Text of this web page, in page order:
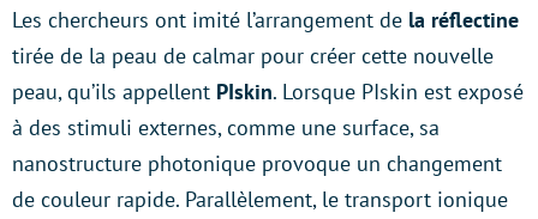
Les chercheurs ont imité l’arrangement de la réflectine
tirée de la peau de calmar pour créer cette nouvelle
peau, qu’ils appellent PIskin. Lorsque PIskin est exposé
à des stimuli externes, comme une surface, sa
nanostructure photonique provoque un changement
de couleur rapide. Parallèlement, le transport ionique